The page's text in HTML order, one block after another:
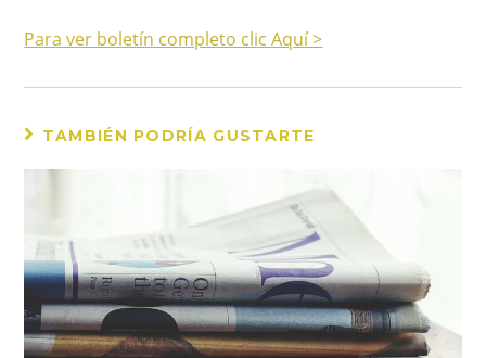
Para ver boletín completo clic Aquí >
TAMBIÉN PODRÍA GUSTARTE